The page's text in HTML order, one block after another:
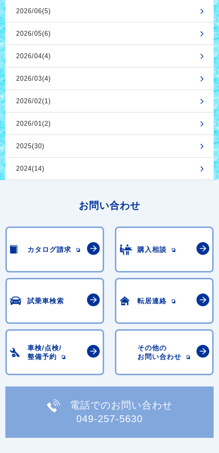
2026/06(5)
2026/05(6)
2026/04(4)
2026/03(4)
2026/02(1)
2026/01(2)
2025(30)
2024(14)
お問い合わせ
カタログ請求 購入相談
試乗車検索 転居連絡
車検/点検/
整備予約
その他の
お問い合わせ
電話でのお問い合わせ
049-257-5630